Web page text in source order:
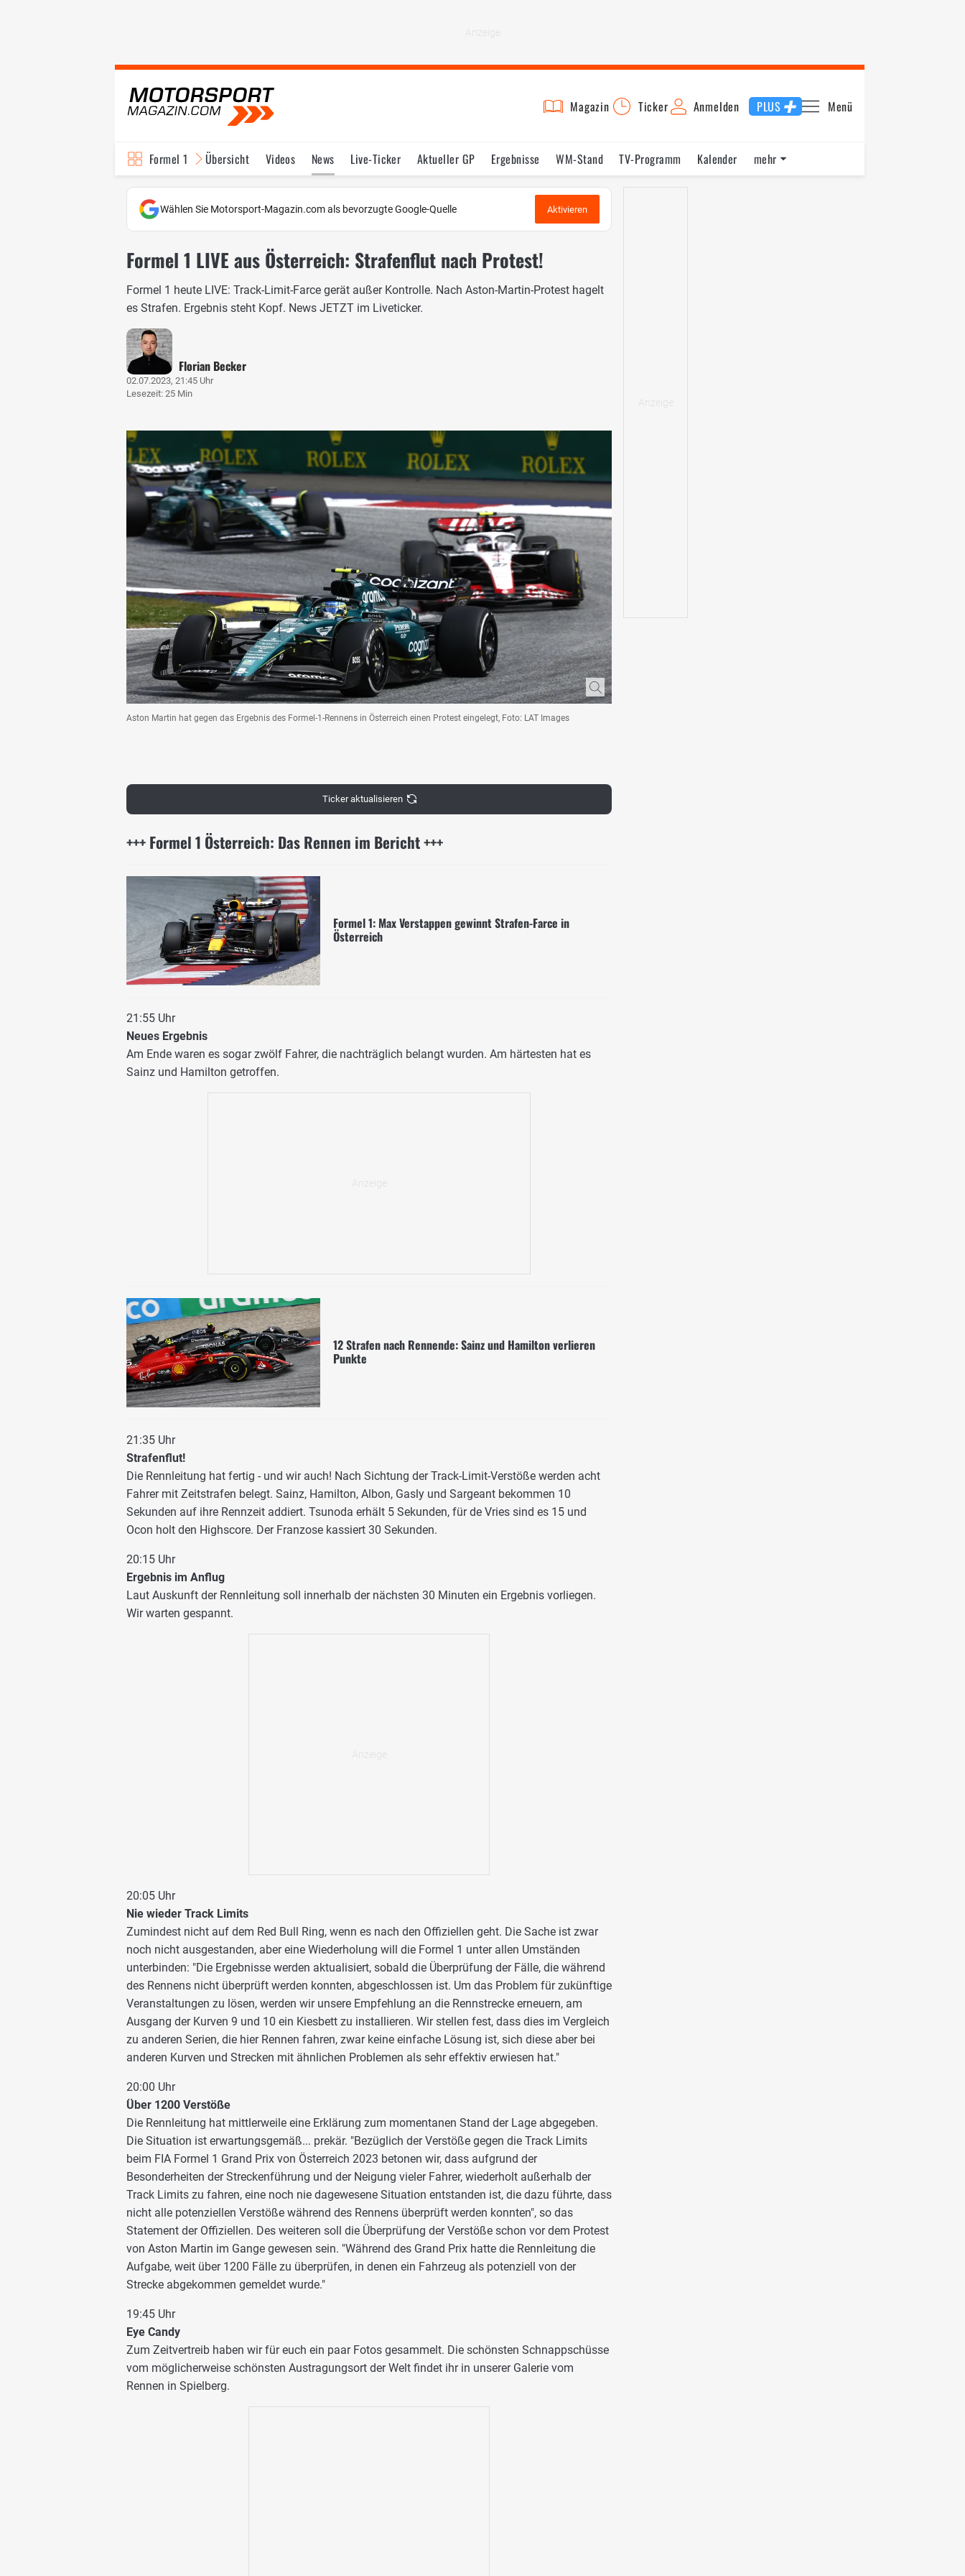
Magazin Ticker Anmelden PLUS Menü
Formel 1 Übersicht Videos News Live-Ticker Aktueller GP Ergebnisse WM-Stand TV-Programm
Kalender
Fahrer & Teams
Bilder Termine Statistik Testfahrten Reglement Lexikon
mehr
Wählen Sie Motorsport-Magazin.com als bevorzugte Google-Quelle Aktivieren
Formel 1 LIVE aus Österreich: Strafenflut nach Protest!
Formel 1 heute LIVE: Track-Limit-Farce gerät außer Kontrolle. Nach Aston-Martin-Protest hagelt
es Strafen. Ergebnis steht Kopf. News JETZT im Liveticker.
Florian Becker
02.07.2023, 21:45 Uhr
Lesezeit: 25 Min
Aston Martin hat gegen das Ergebnis des Formel-1-Rennens in Österreich einen Protest eingelegt, Foto: LAT Images
Ticker aktualisieren
+++ Formel 1 Österreich: Das Rennen im Bericht +++
Formel 1: Max Verstappen gewinnt Strafen-Farce in
Österreich
21:55 Uhr
Neues Ergebnis
Am Ende waren es sogar zwölf Fahrer, die nachträglich belangt wurden. Am härtesten hat es
Sainz und Hamilton getroffen.
12 Strafen nach Rennende: Sainz und Hamilton verlieren
Punkte
21:35 Uhr
Strafenflut!
Die Rennleitung hat fertig - und wir auch! Nach Sichtung der Track-Limit-Verstöße werden acht
Fahrer mit Zeitstrafen belegt. Sainz, Hamilton, Albon, Gasly und Sargeant bekommen 10
Sekunden auf ihre Rennzeit addiert. Tsunoda erhält 5 Sekunden, für de Vries sind es 15 und
Ocon holt den Highscore. Der Franzose kassiert 30 Sekunden.
20:15 Uhr
Ergebnis im Anflug
Laut Auskunft der Rennleitung soll innerhalb der nächsten 30 Minuten ein Ergebnis vorliegen.
Wir warten gespannt.
20:05 Uhr
Nie wieder Track Limits
Zumindest nicht auf dem Red Bull Ring, wenn es nach den Offiziellen geht. Die Sache ist zwar
noch nicht ausgestanden, aber eine Wiederholung will die Formel 1 unter allen Umständen
unterbinden: "Die Ergebnisse werden aktualisiert, sobald die Überprüfung der Fälle, die während
des Rennens nicht überprüft werden konnten, abgeschlossen ist. Um das Problem für zukünftige
Veranstaltungen zu lösen, werden wir unsere Empfehlung an die Rennstrecke erneuern, am
Ausgang der Kurven 9 und 10 ein Kiesbett zu installieren. Wir stellen fest, dass dies im Vergleich
zu anderen Serien, die hier Rennen fahren, zwar keine einfache Lösung ist, sich diese aber bei
anderen Kurven und Strecken mit ähnlichen Problemen als sehr effektiv erwiesen hat."
20:00 Uhr
Über 1200 Verstöße
Die Rennleitung hat mittlerweile eine Erklärung zum momentanen Stand der Lage abgegeben.
Die Situation ist erwartungsgemäß... prekär. "Bezüglich der Verstöße gegen die Track Limits
beim FIA Formel 1 Grand Prix von Österreich 2023 betonen wir, dass aufgrund der
Besonderheiten der Streckenführung und der Neigung vieler Fahrer, wiederholt außerhalb der
Track Limits zu fahren, eine noch nie dagewesene Situation entstanden ist, die dazu führte, dass
nicht alle potenziellen Verstöße während des Rennens überprüft werden konnten", so das
Statement der Offiziellen. Des weiteren soll die Überprüfung der Verstöße schon vor dem Protest
von Aston Martin im Gange gewesen sein. "Während des Grand Prix hatte die Rennleitung die
Aufgabe, weit über 1200 Fälle zu überprüfen, in denen ein Fahrzeug als potenziell von der
Strecke abgekommen gemeldet wurde."
19:45 Uhr
Eye Candy
Zum Zeitvertreib haben wir für euch ein paar Fotos gesammelt. Die schönsten Schnappschüsse
vom möglicherweise schönsten Austragungsort der Welt findet ihr in unserer Galerie vom
Rennen in Spielberg.